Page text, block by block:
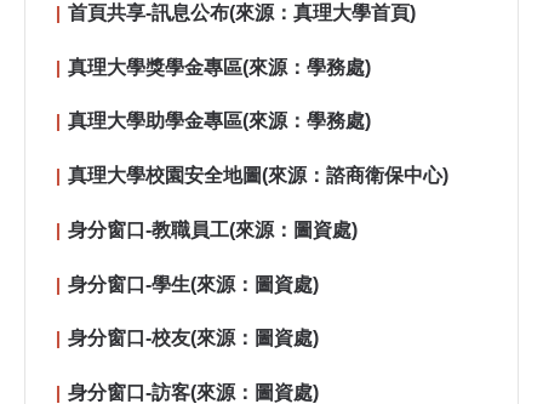
首頁共享-訊息公布(來源：真理大學首頁)
真理大學獎學金專區(來源：學務處)
真理大學助學金專區(來源：學務處)
真理大學校園安全地圖(來源：諮商衛保中心)
身分窗口-教職員工(來源：圖資處)
身分窗口-學生(來源：圖資處)
身分窗口-校友(來源：圖資處)
身分窗口-訪客(來源：圖資處)